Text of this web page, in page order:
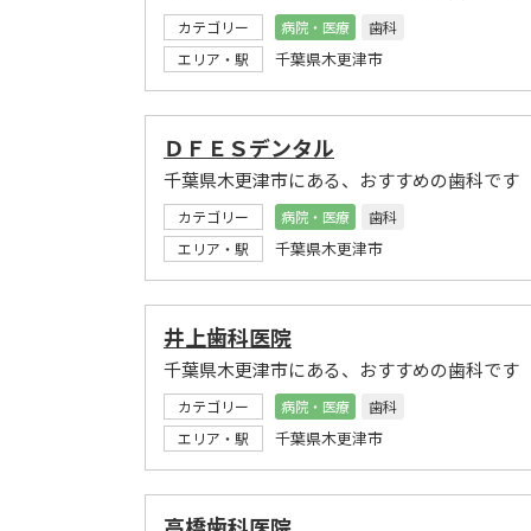
カテゴリー 病院・医療
歯科
エリア・駅
千葉県木更津市
ＤＦＥＳデンタル
千葉県木更津市にある、おすすめの歯科です
カテゴリー 病院・医療
歯科
エリア・駅
千葉県木更津市
井上歯科医院
千葉県木更津市にある、おすすめの歯科です
カテゴリー 病院・医療
歯科
エリア・駅
千葉県木更津市